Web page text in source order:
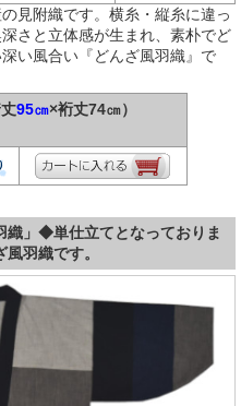
見附織です。横糸・縦糸に違っ
さと立体感が生まれ、素朴でど
い風合い『どんざ風羽織』で
丈95㎝×裄丈74㎝）
」◆単仕立てとなっておりま
羽織です。